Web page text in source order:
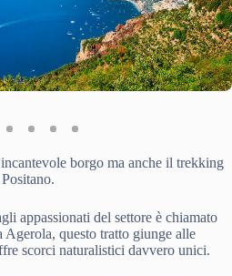
borgo ma anche il trekking
appassionati del settore è chiamato
questo tratto giunge alle
scorci naturalistici davvero unici.